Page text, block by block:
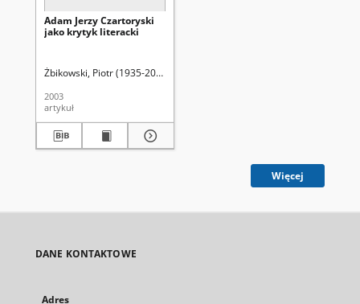
Adam Jerzy Czartoryski
jako krytyk literacki
Żbikowski, Piotr (1935-2011)
2003
artykuł
Więcej
DANE KONTAKTOWE
Adres